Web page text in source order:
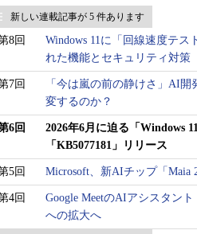
新しい連載記事が 5 件あります
8
Windows 11に「回線速度テ
れた機能とセキュリティ対策
7
「今は嵐の前の静けさ」AI
変するのか？
6
2026年6月に迫る「Windows
「KB5077181」リリース
5 Microsoft、新AIチップ「
4
Google MeetのAIアシスタント
への拡大へ